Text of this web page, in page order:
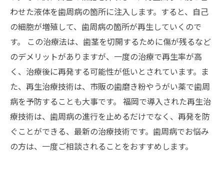
わせた液体を歯周病の箇所に注入します。すると、自己
の細胞が増殖して、歯周病の箇所が再生していくので
す。 この治療法は、歯茎を切開するために傷が残るなど
のデメリットがありますが、一度の治療で再生率が高
く、治療後に再発する可能性が低いとされています。ま
た、再生治療技術は、市販の歯磨き粉やうがい薬で歯周
病を予防することも大事です。 福岡で導入された再生治
療技術は、歯周病の進行を止めるだけでなく、再発を防
ぐことができる、最新の治療技術です。歯周病でお悩み
の方は、一度ご相談されることをおすすめします。